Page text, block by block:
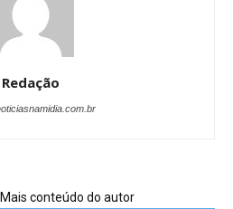
Redação
Mais conteúdo do autor